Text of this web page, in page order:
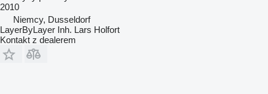
2010
Niemcy, Dusseldorf
LayerByLayer Inh. Lars Holfort
Kontakt z dealerem